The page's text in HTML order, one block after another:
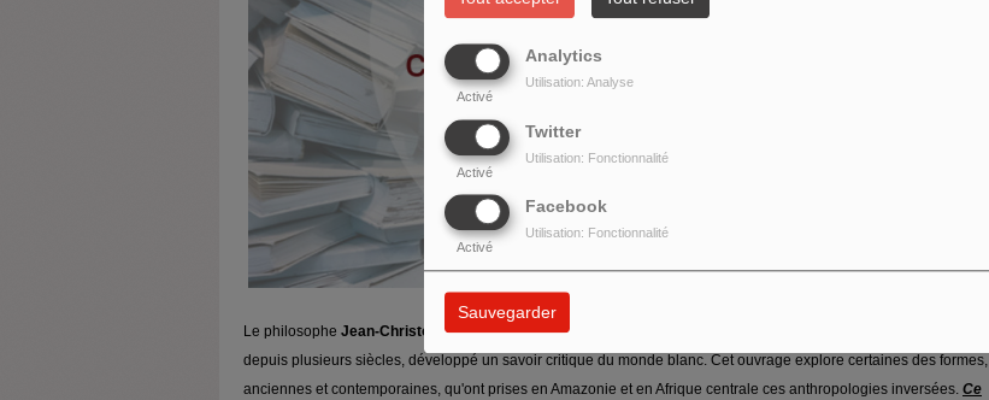
Analytics
Activé
Utilisation: Analyse
Twitter
Activé
Utilisation: Fonctionnalité
Facebook
Activé
Utilisation: Fonctionnalité
Sauvegarder
Le philosophe Jean-Christophe GODDARDmontre que les sociétés confrontées à la violence coloniale ont,
depuis plusieurs siècles, développé un savoir critique du monde blanc. Cet ouvrage explore certaines des formes,
anciennes et contemporaines, qu'ont prises en Amazonie et en Afrique centrale ces anthropologies inversées. Ce